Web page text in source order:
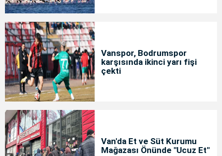
Vanspor, Bodrumspor
karşısında ikinci yarı fişi
çekti
Van'da Et ve Süt Kurumu
Mağazası Önünde "Ucuz Et"